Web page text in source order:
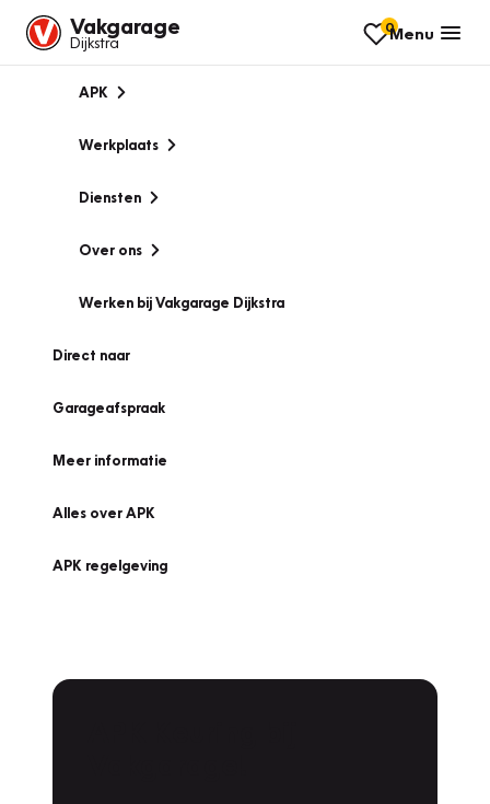
Vakgarage
Dijkstra
0Menu
APK
Werkplaats
Diensten
Over ons
Werken bij Vakgarage Dijkstra
Direct naar
Garageafspraak
Meer informatie
Alles over APK
APK regelgeving